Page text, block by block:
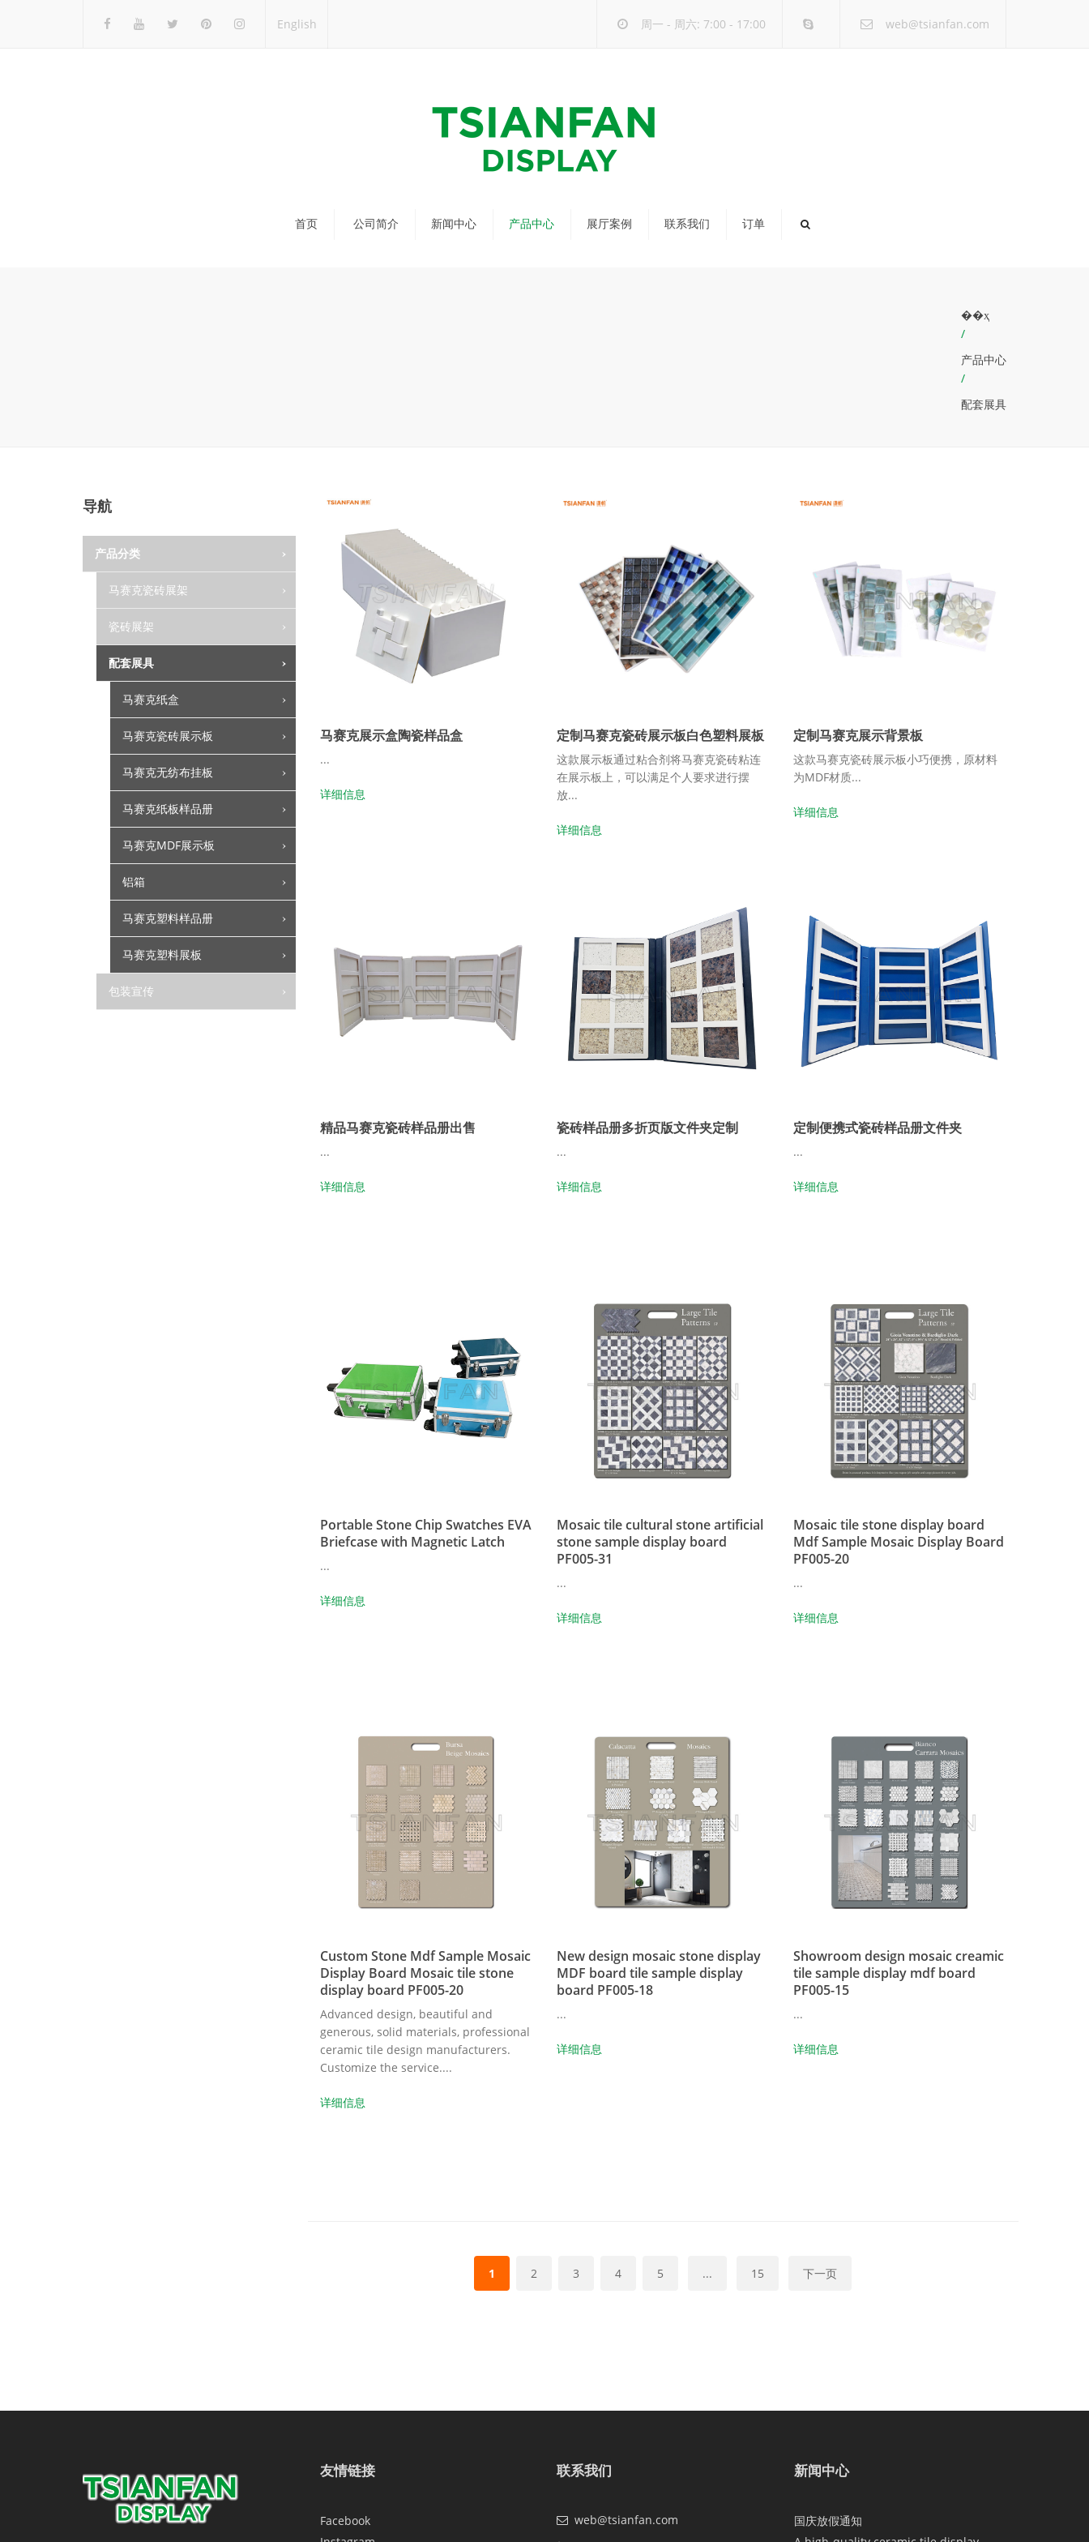
English 周一 - 周六: 7:00 - 17:00 web@tsianfan.com
首页 公司简介 新闻中心 产品中心 展厅案例 联系我们 订单
��ҳ
/
产品中心
/
配套展具
导航
产品分类
马赛克瓷砖展架
瓷砖展架
配套展具
马赛克纸盒
马赛克瓷砖展示板
马赛克无纺布挂板
马赛克纸板样品册
马赛克MDF展示板
铝箱
马赛克塑料样品册
马赛克塑料展板
包装宣传
马赛克展示盒陶瓷样品盒
...
详细信息
定制马赛克瓷砖展示板白色塑料展板
这款展示板通过粘合剂将马赛克瓷砖粘连
在展示板上，可以满足个人要求进行摆
放...
详细信息
定制马赛克展示背景板
这款马赛克瓷砖展示板小巧便携，原材料
为MDF材质...
详细信息
精品马赛克瓷砖样品册出售
...
详细信息
瓷砖样品册多折页版文件夹定制
...
详细信息
定制便携式瓷砖样品册文件夹
...
详细信息
Portable Stone Chip Swatches EVA
Briefcase with Magnetic Latch
...
详细信息
Mosaic tile cultural stone artificial
stone sample display board
PF005-31
...
详细信息
Mosaic tile stone display board
Mdf Sample Mosaic Display Board
PF005-20
...
详细信息
Custom Stone Mdf Sample Mosaic
Display Board Mosaic tile stone
display board PF005-20
Advanced design, beautiful and
generous, solid materials, professional
ceramic tile design manufacturers.
Customize the service....
详细信息
New design mosaic stone display
MDF board tile sample display
board PF005-18
...
详细信息
Showroom design mosaic creamic
tile sample display mdf board
PF005-15
...
详细信息
1 2 3 4 5 ... 15 下一页
友情链接
Facebook
联系我们
web@tsianfan.com
新闻中心
国庆放假通知